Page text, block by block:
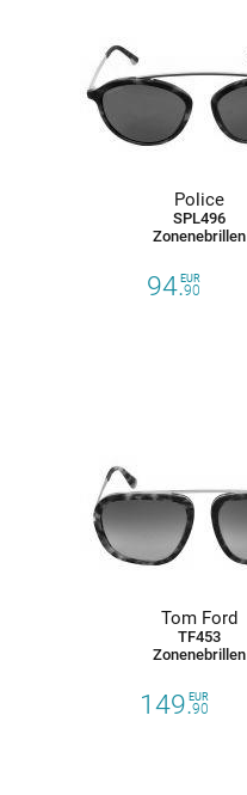
Police
SPL496
Zonenebrillen
94.90
EUR
Tom Ford
TF453
Zonenebrillen
149.90
EUR